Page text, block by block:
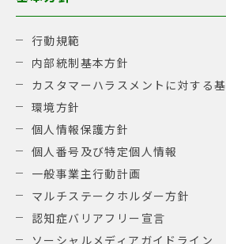
行動規範
内部統制基本方針
カスタマーハラスメントに対する
環境方針
個人情報保護方針
個人番号及び特定個人情報
一般事業主行動計画
マルチステークホルダー方針
認知症バリアフリー宣言
ソーシャルメディアガイドライン